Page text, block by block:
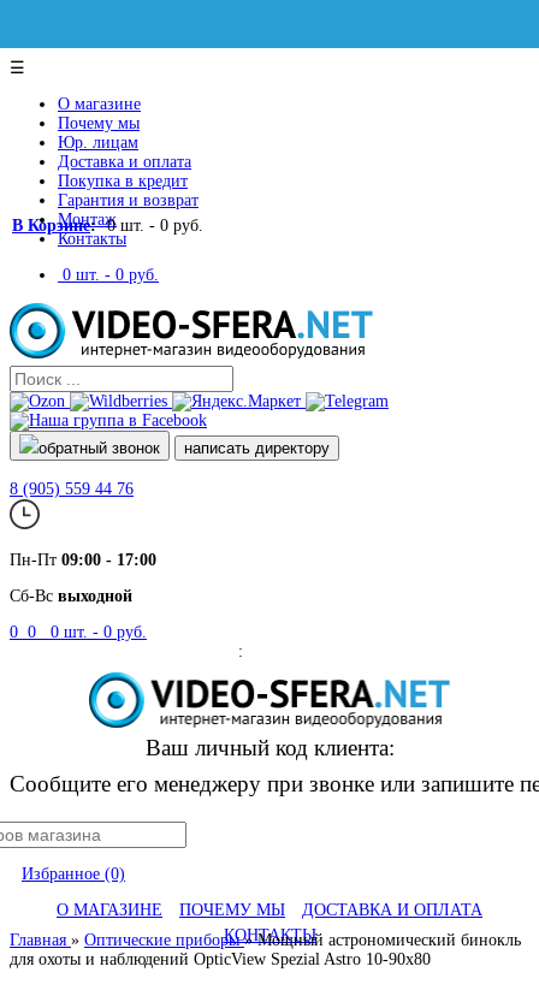
☰
О магазине
Почему мы
Юр. лицам
Доставка и оплата
Покупка в кредит
Гарантия и возврат
Монтаж
Контакты
0 шт. - 0 руб.
обратный звонок написать директору
8 (905) 559 44 76
Пн-Пт 09:00 - 17:00
Сб-Вс выходной
0 0 0 шт. - 0 руб.
:
Ваш личный код клиента:
Сообщите его менеджеру при звонке или запишите
В Корзине: 0шт. - 0 руб.
Избранное (0)
О МАГАЗИНЕ
ПОЧЕМУ МЫ
ДОСТАВКА И ОПЛАТА
КОНТАКТЫ
Главная » Оптические приборы»Мощный астрономический бинокль
для охоты и наблюдений OpticView Spezial Astro 10-90x80